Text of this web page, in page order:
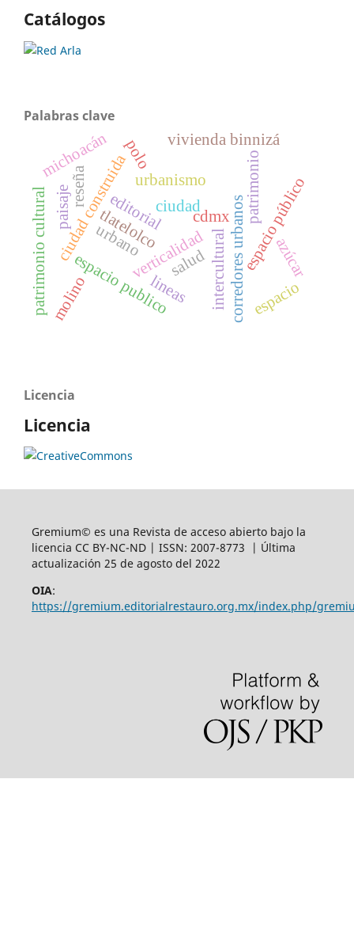
Catálogos
Palabras clave
verticalidad
lineas
ciudad
urbanismo
cdmxcorredores urbanos
editorial
espacio publico
patrimonio
ciudad construida espacio público
tlatelolco
salud
paisajereseña
molino
azúcar
michoacán
patrimonio cultural intercultural
urbano
polo vivienda binnizá
espacio
Licencia
Licencia
Gremium© es una Revista de acceso abierto bajo la
licencia CC BY-NC-ND | ISSN: 2007-8773 | Última
actualización 25 de agosto del 2022
OIA:
https://gremium.editorialrestauro.org.mx/index.php/